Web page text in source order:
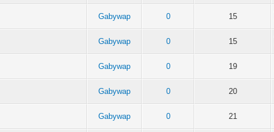
Gabywap 0 15
Gabywap 0 15
Gabywap 0 19
Gabywap 0 20
Gabywap 0 21